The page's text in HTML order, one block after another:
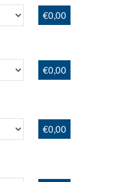
€0,00
€0,00
€0,00